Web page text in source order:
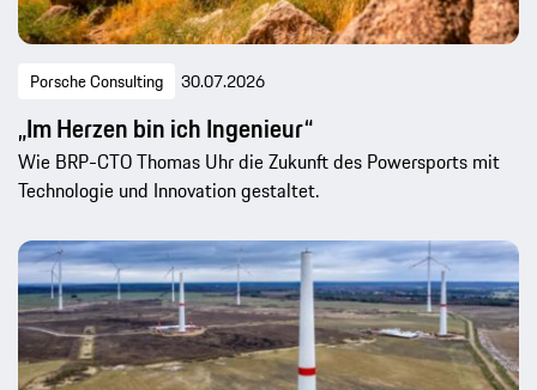
Porsche Consulting 30.07.2026
„Im Herzen bin ich Ingenieur“
Wie BRP-CTO Thomas Uhr die Zukunft des Powersports mit
Technologie und Innovation gestaltet.